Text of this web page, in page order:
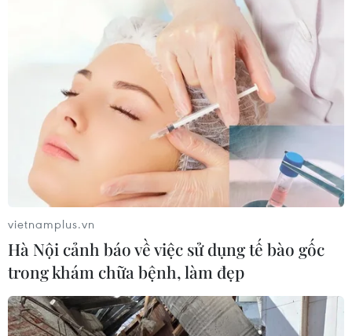
vietnamplus.vn
Hà Nội cảnh báo về việc sử dụng tế bào gốc
trong khám chữa bệnh, làm đẹp